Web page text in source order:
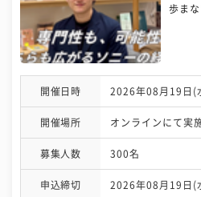
歩まな
開催日時 2026年08月19日(
開催場所 オンラインにて実
募集人数 300名
申込締切 2026年08月19日(